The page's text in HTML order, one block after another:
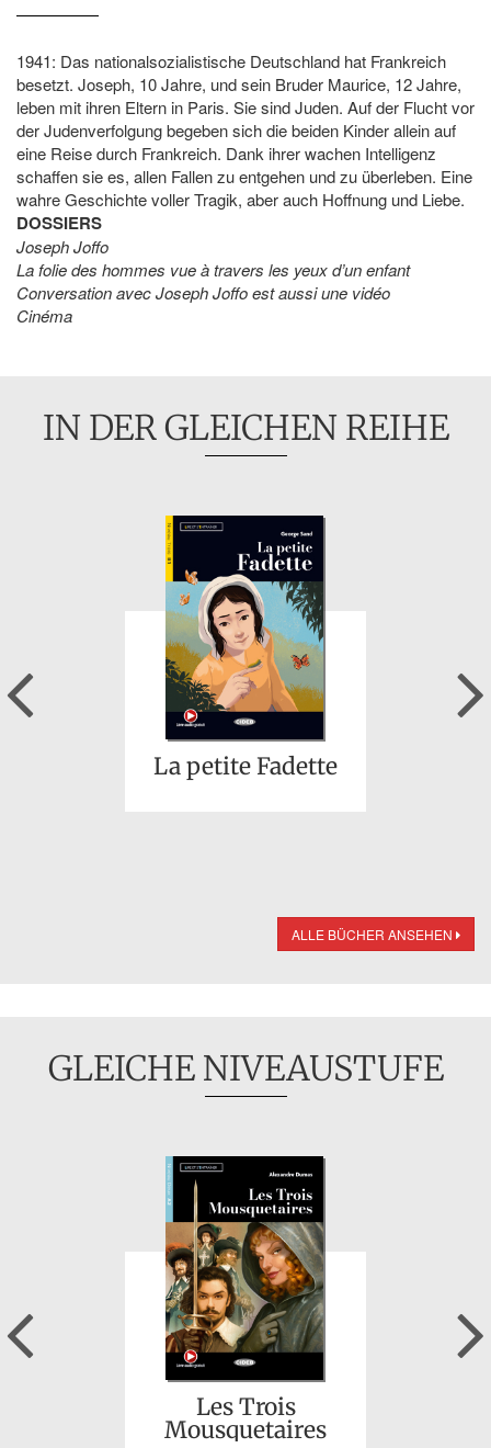
1941: Das nationalsozialistische Deutschland hat Frankreich
besetzt. Joseph, 10 Jahre, und sein Bruder Maurice, 12 Jahre,
leben mit ihren Eltern in Paris. Sie sind Juden. Auf der Flucht vor
der Judenverfolgung begeben sich die beiden Kinder allein auf
eine Reise durch Frankreich. Dank ihrer wachen Intelligenz
schaffen sie es, allen Fallen zu entgehen und zu überleben. Eine
wahre Geschichte voller Tragik, aber auch Hoffnung und Liebe.
DOSSIERS
Joseph Joffo
La folie des hommes vue à travers les yeux d’un enfant
Conversation avec Joseph Joffo est aussi une vidéo
Cinéma
IN DER GLEICHEN REIHE
La petite Fadette
Previous
ALLE BÜCHER ANSEHEN
GLEICHE NIVEAUSTUFE
Les Trois
Mousquetaires
Previous